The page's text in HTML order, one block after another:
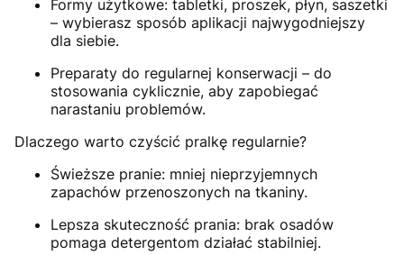
Formy użytkowe: tabletki, proszek, płyn, saszetki
– wybierasz sposób aplikacji najwygodniejszy
dla siebie.
Preparaty do regularnej konserwacji – do
stosowania cyklicznie, aby zapobiegać
narastaniu problemów.
Dlaczego warto czyścić pralkę regularnie?
Świeższe pranie: mniej nieprzyjemnych
zapachów przenoszonych na tkaniny.
Lepsza skuteczność prania: brak osadów
pomaga detergentom działać stabilniej.